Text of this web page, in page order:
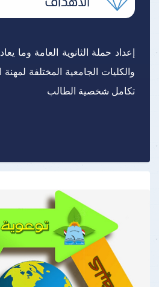
إعداد حملة الثانوية العامة وما
والكليات الجامعية المختلفة
تكامل شخصية الطالب